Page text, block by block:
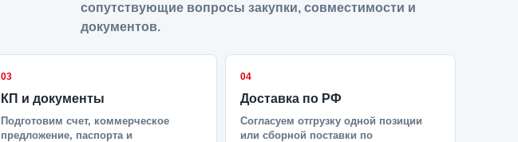
сопутствующие вопросы закупки, совместимости и
документов.
03
КП и документы
Подготовим счет, коммерческое
предложение, паспорта и
04
Доставка по РФ
Согласуем отгрузку одной позиции
или сборной поставки по